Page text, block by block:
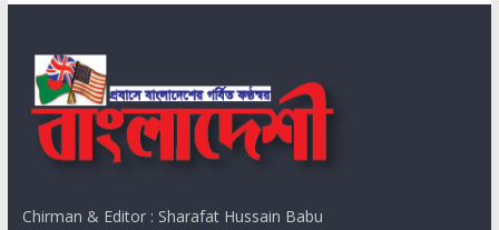
Chirman & Editor : Sharafat Hussain Babu